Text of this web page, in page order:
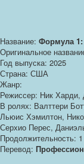
Название: Формула
Оригинальное
Год выпуска: 2025
Страна: США
Жанр:
Режиссер: Ник
В ролях: Валттери
Льюис Хэмилтон,
Серхио Перес,
Продолжительность:
Перевод: